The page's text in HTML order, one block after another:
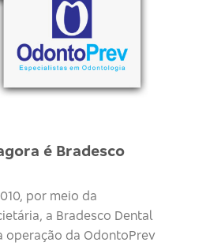
é Bradesco
por meio da
a Bradesco Dental
operação da OdontoPrev